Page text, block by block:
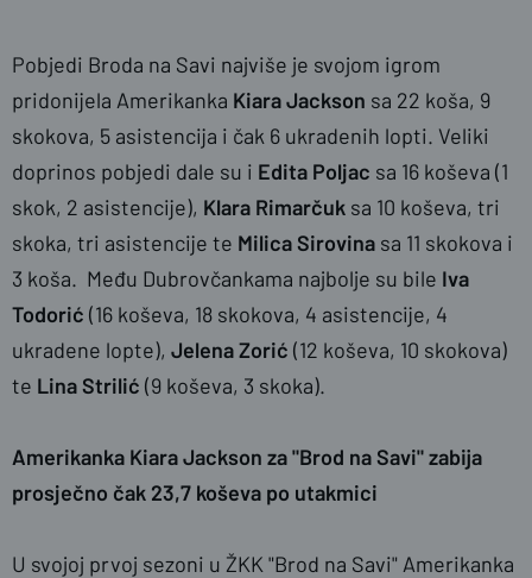
Pobjedi Broda na Savi najviše je svojom igrom
pridonijela Amerikanka Kiara Jackson sa 22 koša, 9
skokova, 5 asistencija i čak 6 ukradenih lopti. Veliki
doprinos pobjedi dale su i Edita Poljac sa 16 koševa (1
skok, 2 asistencije), Klara Rimarčuk sa 10 koševa, tri
skoka, tri asistencije te Milica Sirovina sa 11 skokova i
3 koša. Među Dubrovčankama najbolje su bile Iva
Todorić (16 koševa, 18 skokova, 4 asistencije, 4
ukradene lopte), Jelena Zorić (12 koševa, 10 skokova)
te Lina Strilić (9 koševa, 3 skoka).
Amerikanka Kiara Jackson za "Brod na Savi" zabija
prosječno čak 23,7 koševa po utakmici
U svojoj prvoj sezoni u ŽKK "Brod na Savi" Amerikanka